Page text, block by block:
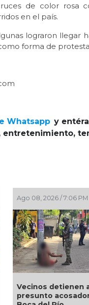
de color rosa
en el país.
lograron llegar
forma de
Whatsapp y
/ 7:06 PM
detienen a
acosador en